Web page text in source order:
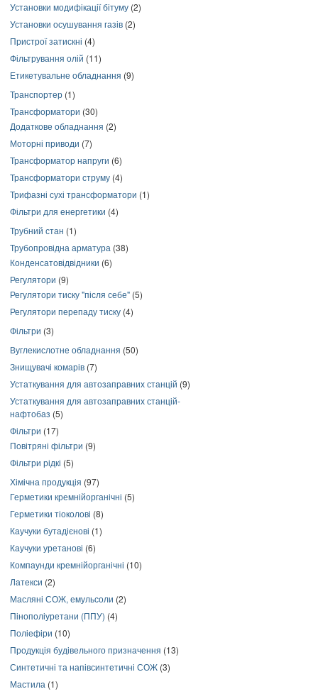
Установки модифікації бітуму (2)
Установки осушування газів (2)
Пристрої затискні (4)
Фільтрування олій (11)
Етикетувальне обладнання (9)
Транспортер (1)
Трансформатори (30)
Додаткове обладнання (2)
Моторні приводи (7)
Трансформатор напруги (6)
Трансформатори струму (4)
Трифазні сухі трансформатори (1)
Фільтри для енергетики (4)
Трубний стан (1)
Трубопровідна арматура (38)
Конденсатовідвідники (6)
Регулятори (9)
Регулятори тиску "після себе" (5)
Регулятори перепаду тиску (4)
Фільтри (3)
Вуглекислотне обладнання (50)
Знищувачі комарів (7)
Устаткування для автозаправних станцій (9)
Устаткування для автозаправних станцій-
нафтобаз (5)
Фільтри (17)
Повітряні фільтри (9)
Фільтри рідкі (5)
Хімічна продукція (97)
Герметики кремнійорганічні (5)
Герметики тіоколові (8)
Каучуки бутадієнові (1)
Каучуки уретанові (6)
Компаунди кремнійорганічні (10)
Латекси (2)
Масляні СОЖ, емульсоли (2)
Пінополіуретани (ППУ) (4)
Поліефіри (10)
Продукція будівельного призначення (13)
Синтетичні та напівсинтетичні СОЖ (3)
Мастила (1)